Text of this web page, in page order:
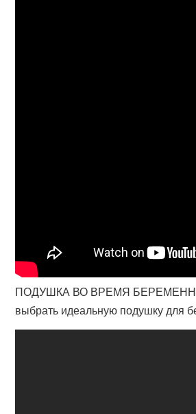
ПОДУШКА ВО ВРЕМЯ
выбрать идеальную подушку для